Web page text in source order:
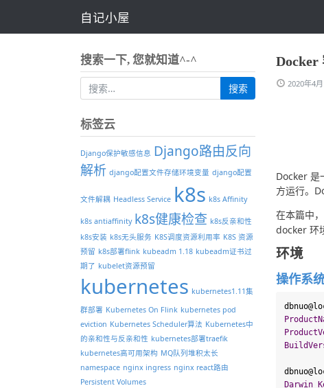
自记小屋
Docker
2020年4
Docker 是
方运行。
在本篇中
docker 环
环境
操作系
Darwin
搜索一下, 您就知道^-^
标签云
Django保护敏感信息 Django路由反向
解析 django配置文件存储环境变量 django配置
文件解耦 Headless Service k8s k8s Affinity
k8s antiaffinity k8s健康检查 k8s反亲和性
k8s安装 k8s无头服务 K8S调度资源利用率 K8S 资源
预留 k8s部署flink kubeadm 1.18 kubeadm证书过
期了 kubelet资源预留
kubernetes kubernetes1.11集
群部署 Kubernetes On Flink kubernetes pod
eviction Kubernetes Scheduler算法 Kubernetes中
的亲和性与反亲和性 kubernetes部署traefik
kubernetes高可用架构 MQ队列堆积太长
namespace nginx ingress nginx react路由
Persistent Volumes